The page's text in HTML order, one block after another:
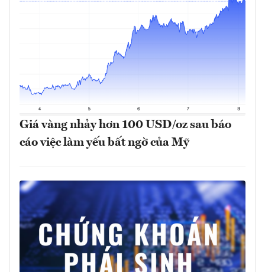
Giá vàng nhảy hơn 100 USD/oz sau báo
cáo việc làm yếu bất ngờ của Mỹ